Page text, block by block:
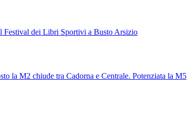
Festival dei Libri Sportivi a Busto Arsizio
la M2 chiude tra Cadorna e Centrale. Potenziata la M5